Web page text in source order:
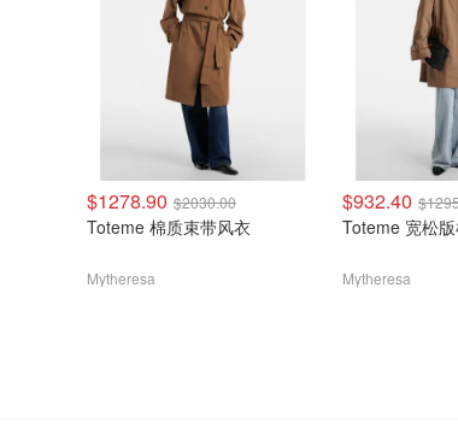
$1278.90 $2030.00
Toteme 棉质束带风衣
Mytheresa
$932.40
Toteme 宽松
Mytheresa